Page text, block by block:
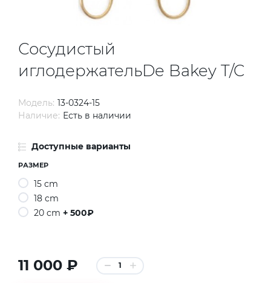
Сосудистый
иглодержательDe Bakey T/C
Модель: 13-0324-15
Наличие: Есть в наличии
Доступные варианты
РАЗМЕР
15 cm
18 cm
20 cm + 500₽
11 000 ₽ 1